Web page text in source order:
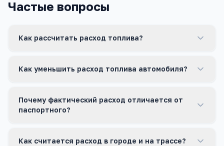
Частые вопросы
Как рассчитать расход топлива?
Как уменьшить расход топлива автомобиля?
Почему фактический расход отличается от
паспортного?
Как считается расход в городе и на трассе?